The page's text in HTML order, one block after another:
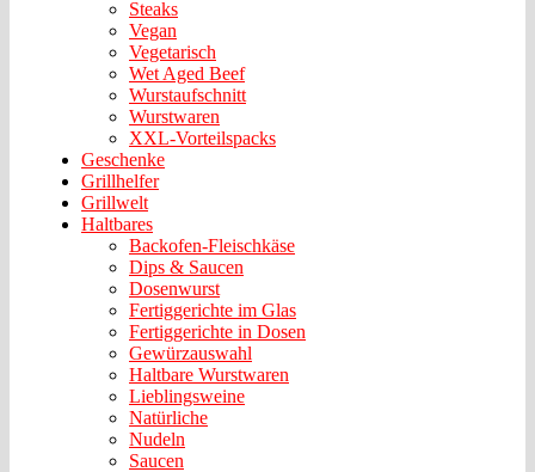
Steaks
Vegan
Vegetarisch
Wet Aged Beef
Wurstaufschnitt
Wurstwaren
XXL-Vorteilspacks
Geschenke
Grillhelfer
Grillwelt
Haltbares
Backofen-Fleischkäse
Dips & Saucen
Dosenwurst
Fertiggerichte im Glas
Fertiggerichte in Dosen
Gewürzauswahl
Haltbare Wurstwaren
Lieblingsweine
Natürliche
Nudeln
Saucen